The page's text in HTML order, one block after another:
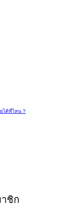
ได้ที่ไหน ?
ชิก